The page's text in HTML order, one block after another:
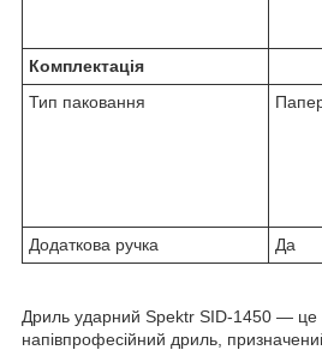
Комплектація
Тип паковання
Додаткова ручка Да
Дриль ударний Spektr SID-1450 — це
напівпрофесійний дриль,